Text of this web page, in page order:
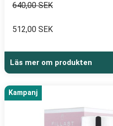
640,00 SEK
512,00 SEK
Läs mer om produkten
Kampanj